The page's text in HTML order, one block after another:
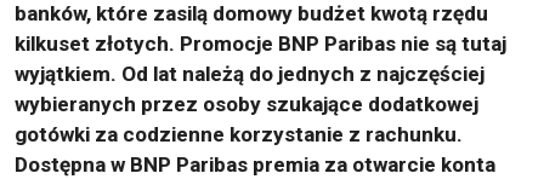
banków, które zasilą domowy budżet kwotą rzędu
kilkuset złotych. Promocje BNP Paribas nie są tutaj
wyjątkiem. Od lat należą do jednych z najczęściej
wybieranych przez osoby szukające dodatkowej
gotówki za codzienne korzystanie z rachunku.
Dostępna w BNP Paribas premia za otwarcie konta